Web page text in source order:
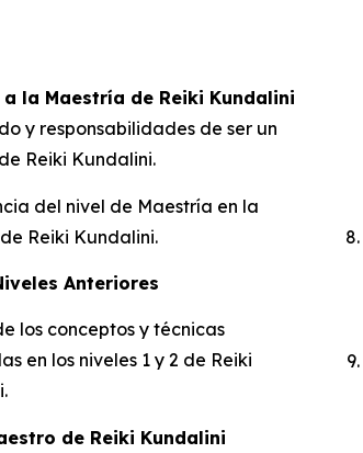
la Maestría de Reiki Kundalini
y responsabilidades de ser un
Reiki Kundalini.
del nivel de Maestría en la
Reiki Kundalini.
Anteriores
los conceptos y técnicas
en los niveles 1 y 2 de Reiki
de Reiki Kundalini